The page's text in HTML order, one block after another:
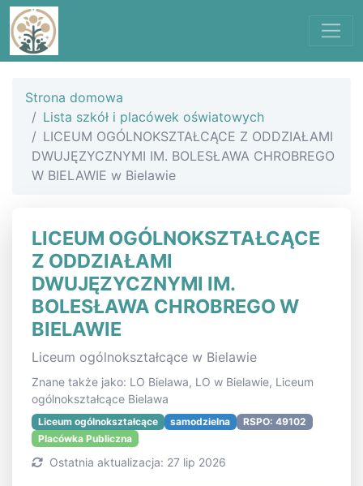
Strona domowa
Lista szkół i placówek oświatowych
LICEUM OGÓLNOKSZTAŁCĄCE Z ODDZIAŁAMI
DWUJĘZYCZNYMI IM. BOLESŁAWA CHROBREGO
W BIELAWIE w Bielawie
LICEUM OGÓLNOKSZTAŁCĄCE
Z ODDZIAŁAMI
DWUJĘZYCZNYMI IM.
BOLESŁAWA CHROBREGO W
BIELAWIE
Liceum ogólnokształcące w Bielawie
Znane także jako: LO Bielawa, LO w Bielawie, Liceum
ogólnokształcące Bielawa
Liceum ogólnokształcące samodzielna
RSPO: 49102
Placówka Publiczna
Ostatnia aktualizacja: 27 lip 2026